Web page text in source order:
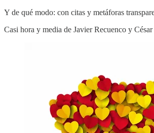
Y de qué modo: con citas y metáforas
Casi hora y media de Javier Recuenco y